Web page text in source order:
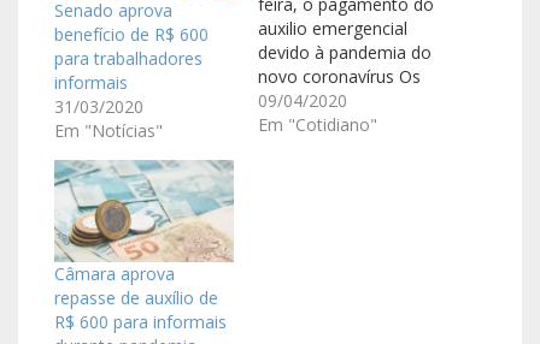
Senado aprova
benefício de R$ 600
para trabalhadores
informais
31/03/2020
Em "Notícias"
auxilio emergencial
devido à pandemia do
novo coronavírus Os
R$ 600 serão
depositados, nesta
09/04/2020
Em "Cotidiano"
Câmara aprova
repasse de auxílio de
R$ 600 para informais